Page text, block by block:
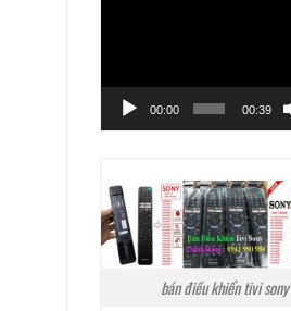
00:00 00:39
bán điều khiển tivi sony